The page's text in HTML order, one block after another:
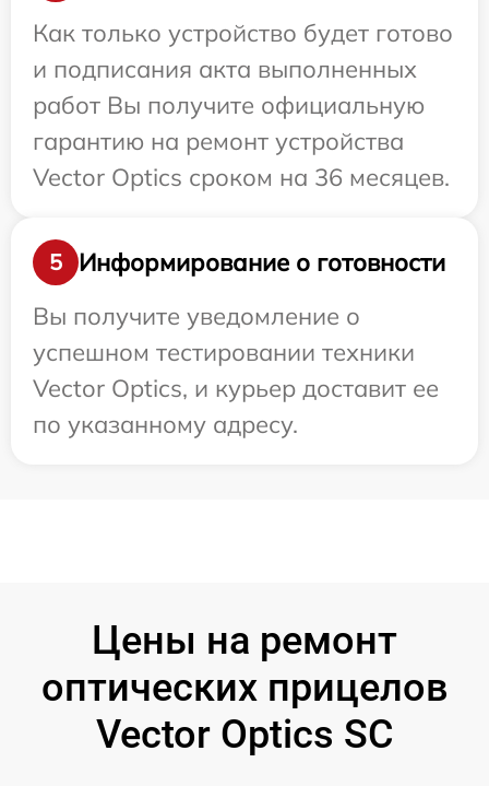
Как только устройство будет готово
и подписания акта выполненных
работ Вы получите официальную
гарантию на ремонт устройства
Vector Optics сроком на 36 месяцев.
5
Информирование о готовности
Вы получите уведомление о
успешном тестировании техники
Vector Optics, и курьер доставит ее
по указанному адресу.
Цены на ремонт
оптических прицелов
Vector Optics SC